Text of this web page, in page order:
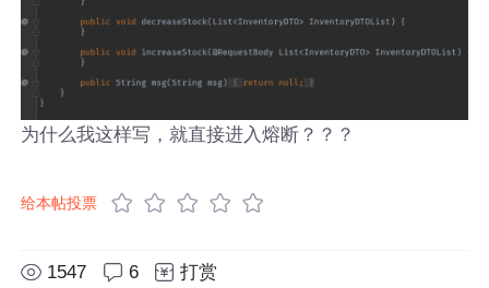
为什么我这样写，就直接进入熔断？？？
给本帖投票
1547 6 打赏